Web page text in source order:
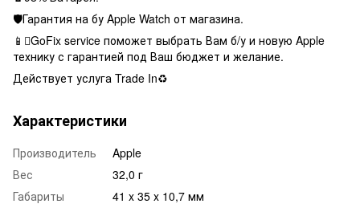
🛡Гарантия на бу Apple Watch от магазина.
📱GoFix service поможет выбрать Вам б/у и новую Apple
технику с гарантией под Ваш бюджет и желание.
Действует услуга Trade In♻️
Характеристики
Производитель
Apple
Вес
32,0 г
Габариты
41 x 35 x 10,7 мм